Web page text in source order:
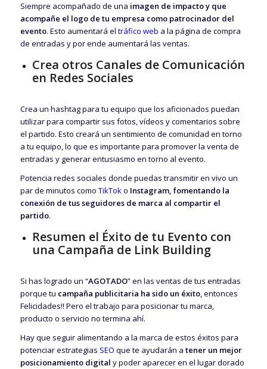
Siempre acompañado de una imagen de impacto y que
acompañe el logo de tu empresa como patrocinador del
evento. Esto aumentará el tráfico web a la página de compra
de entradas y por ende aumentará las ventas.
Crea otros Canales de Comunicación
en Redes Sociales
Crea un hashtag para tu equipo que los aficionados puedan
utilizar para compartir sus fotos, vídeos y comentarios sobre
el partido. Esto creará un sentimiento de comunidad en torno
a tu equipo, lo que es importante para promover la venta de
entradas y generar entusiasmo en torno al evento.
Potencia redes sociales donde puedas transmitir en vivo un
par de minutos como TikToko Instagram, fomentando la
conexión de tus seguidores de marca al compartir el
partido.
Resumen el Éxito de tu Evento con
una Campaña de Link Building
Si has logrado un “AGOTADO” en las ventas de tus entradas
porque tu campaña publicitaria ha sido un éxito, entonces
Felicidades!! Pero el trabajo para posicionar tu marca,
producto o servicio no termina ahí.
Hay que seguir alimentando a la marca de estos éxitos para
potenciar estrategias SEO que te ayudarán a tener un mejor
posicionamiento digital y poder aparecer en el lugar dorado